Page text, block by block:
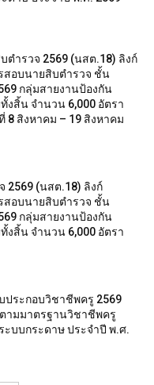
ตำรวจ 2569 (นสต.18) ลิงก์
สอบนายสิบตำรวจ ชั้น
กลุ่มสายงานป้องกัน
งสิ้น จำนวน 6,000 อัตรา
8 สิงหาคม – 19 สิงหาคม
2569 (นสต.18) ลิงก์
สอบนายสิบตำรวจ ชั้น
กลุ่มสายงานป้องกัน
งสิ้น จำนวน 6,000 อัตรา
ประกอบวิชาชีพครู 2569
ามมาตรฐานวิชาชีพครู
ะบบกระดาษ ประจำปี พ.ศ.